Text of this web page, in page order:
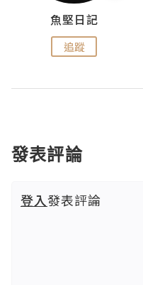
魚堅日記
追蹤
發表評論
登入發表評論